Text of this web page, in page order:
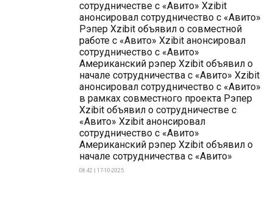
сотрудничестве с «Авито» Xzibit
анонсировал сотрудничество с «Авито»
Рэпер Xzibit объявил о совместной
работе с «Авито» Xzibit анонсировал
сотрудничество с «Авито»
Американский рэпер Xzibit объявил о
начале сотрудничества с «Авито» Xzibit
анонсировал сотрудничество с «Авито»
в рамках совместного проекта Рэпер
Xzibit объявил о сотрудничестве с
«Авито» Xzibit анонсировал
сотрудничество с «Авито»
Американский рэпер Xzibit объявил о
начале сотрудничества с «Авито»
08:42 | 17-10-2025